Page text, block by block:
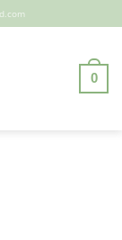
0